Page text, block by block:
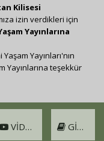
VIDEO GIRIŞ
Kilisesi
izin verdikleri için
Yayınlarına
Yaşam Yayınları'nın
Yayınlarına teşekkür